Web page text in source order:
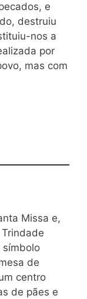
e
destruiu
nos a
por
mas com
Missa e,
símbolo
de
centro
de pães e